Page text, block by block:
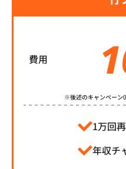
費用
※後述のキャンペーン
1万回
年収チ